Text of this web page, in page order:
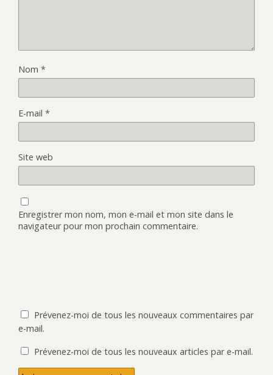
Nom *
E-mail *
Site web
Enregistrer mon nom, mon e-mail et mon site dans le
navigateur pour mon prochain commentaire.
Prévenez-moi de tous les nouveaux commentaires par
e-mail.
Prévenez-moi de tous les nouveaux articles par e-mail.